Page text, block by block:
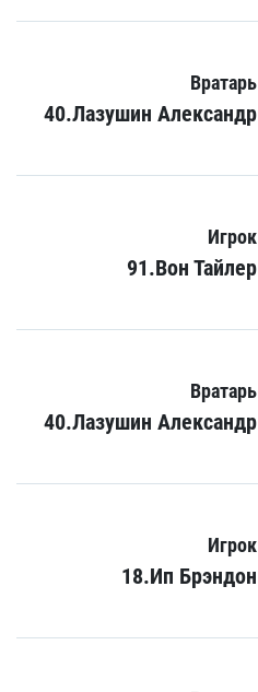
Вратарь
40.Лазушин Александр
Игрок
91.Вон Тайлер
Вратарь
40.Лазушин Александр
Игрок
18.Ип Брэндон